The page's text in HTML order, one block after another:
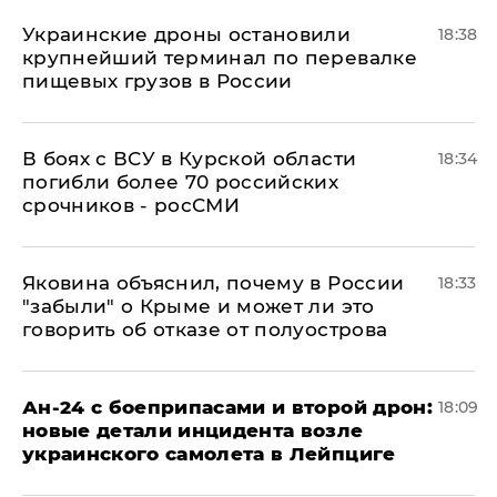
Украинские дроны остановили
крупнейший терминал по перевалке
пищевых грузов в России
18:38
В боях с ВСУ в Курской области
погибли более 70 российских
срочников - росСМИ
18:34
Яковина объяснил, почему в России
"забыли" о Крыме и может ли это
говорить об отказе от полуострова
18:33
Ан-24 с боеприпасами и второй дрон:
новые детали инцидента возле
украинского самолета в Лейпциге
18:09